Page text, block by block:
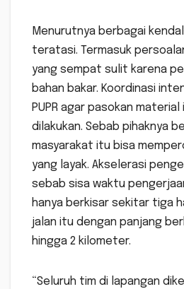
Menurutnya berbagai
teratasi. Termasuk
yang sempat sulit karena
bahan bakar. Koordinasi
PUPR agar pasokan
dilakukan. Sebab pihaknya
masyarakat itu bisa
yang layak. Akselerasi
sebab sisa waktu
hanya berkisar sekitar tiga
jalan itu dengan panjang
hingga 2 kilometer.
“Seluruh tim di lapangan